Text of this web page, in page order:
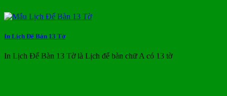
In Lịch Để Bàn 13 Tờ
In Lịch Để Bàn 13 Tờ là Lịch để bàn chữ A có 13 tờ